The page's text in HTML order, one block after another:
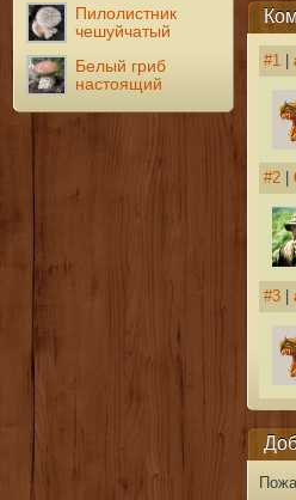
Пилолистник
чешуйчатый
Белый гриб
настоящий
#1|
#2|
#3|